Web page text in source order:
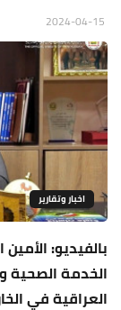
اخبار وتقارير
بالفيديو:
الخدمة الصحية
العراقية في